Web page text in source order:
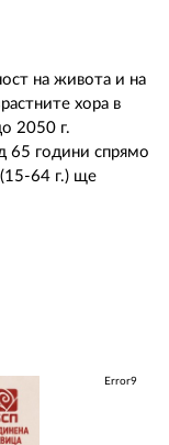
на живота и на
хора в
2050 г.
65 години спрямо
(15-64 г.) ще
Error9